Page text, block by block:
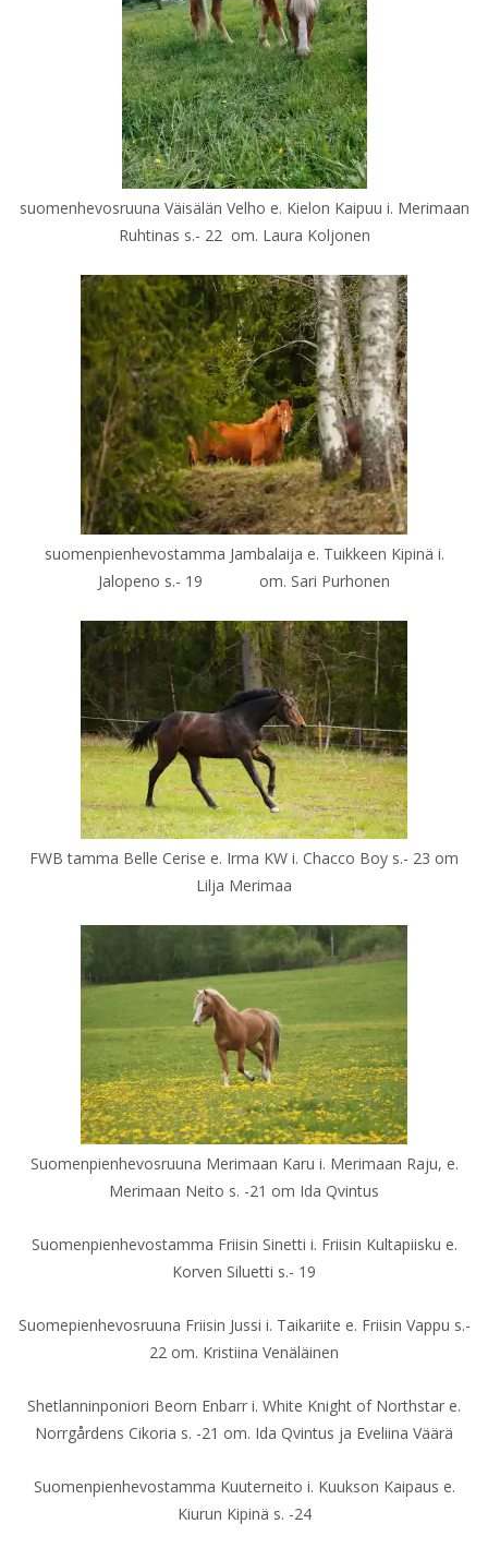
suomenhevosruuna Väisälän Velho e. Kielon Kaipuu i. Merimaan
Ruhtinas s.- 22 om. Laura Koljonen
suomenpienhevostamma Jambalaija e. Tuikkeen Kipinä i.
Jalopeno s.- 19 om. Sari Purhonen
FWB tamma Belle Cerise e. Irma KW i. Chacco Boy s.- 23 om
Lilja Merimaa
Suomenpienhevosruuna Merimaan Karu i. Merimaan Raju, e.
Merimaan Neito s. -21 om Ida Qvintus
Suomenpienhevostamma Friisin Sinetti i. Friisin Kultapiisku e.
Korven Siluetti s.- 19
Suomepienhevosruuna Friisin Jussi i. Taikariite e. Friisin Vappu s.-
22 om. Kristiina Venäläinen
Shetlanninponiori Beorn Enbarr i. White Knight of Northstar e.
Norrgårdens Cikoria s. -21 om. Ida Qvintus ja Eveliina Väärä
Suomenpienhevostamma Kuuterneito i. Kuukson Kaipaus e.
Kiurun Kipinä s. -24